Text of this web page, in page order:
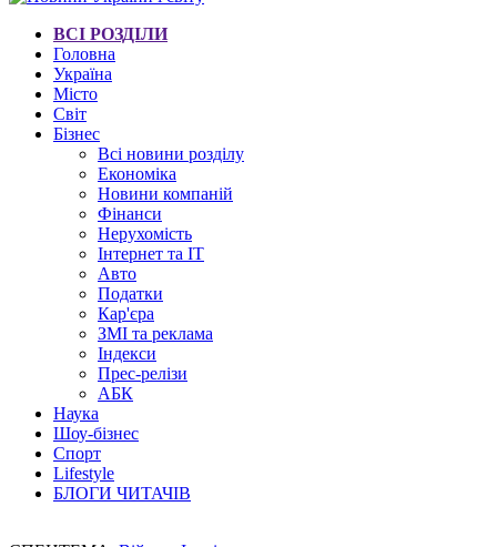
ВСІ РОЗДІЛИ
Головна
Україна
Місто
Світ
Бізнес
Всі новини розділу
Економіка
Новини компаній
Фінанси
Нерухомість
Інтернет та IT
Авто
Податки
Кар'єра
ЗМІ та реклама
Індекси
Прес-релізи
АБК
Наука
Шоу-бізнес
Спорт
Lifestyle
БЛОГИ ЧИТАЧІВ